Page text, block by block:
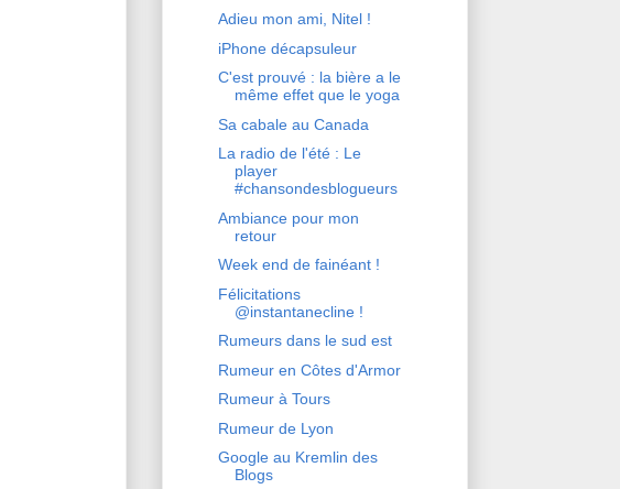
Adieu mon ami, Nitel !
iPhone décapsuleur
C'est prouvé : la bière a le
même effet que le yoga
Sa cabale au Canada
La radio de l'été : Le
player
#chansondesblogueurs
Ambiance pour mon
retour
Week end de fainéant !
Félicitations
@instantanecline !
Rumeurs dans le sud est
Rumeur en Côtes d'Armor
Rumeur à Tours
Rumeur de Lyon
Google au Kremlin des
Blogs